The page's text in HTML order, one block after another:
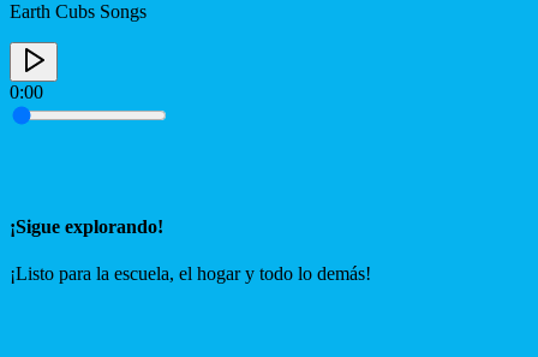
Earth Cubs Songs
0:00
¡Sigue explorando!
¡Listo para la escuela, el hogar y todo lo demás!